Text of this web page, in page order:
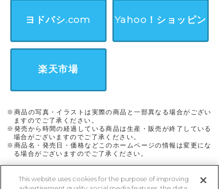
ヨドバシ.com Yahoo！ショッピン
楽天市場
※商品の写真・イラストは実際の商品と一部異なる場合がござい
ますのでご了承ください。
※発売から時間の経過している商品は生産・販売が終了している
場合がございますのでご了承ください。
※商品名・発売日・価格などこのホームページの情報は変更にな
る場合がございますのでご了承ください。
This website uses cookies for the purpose of improving